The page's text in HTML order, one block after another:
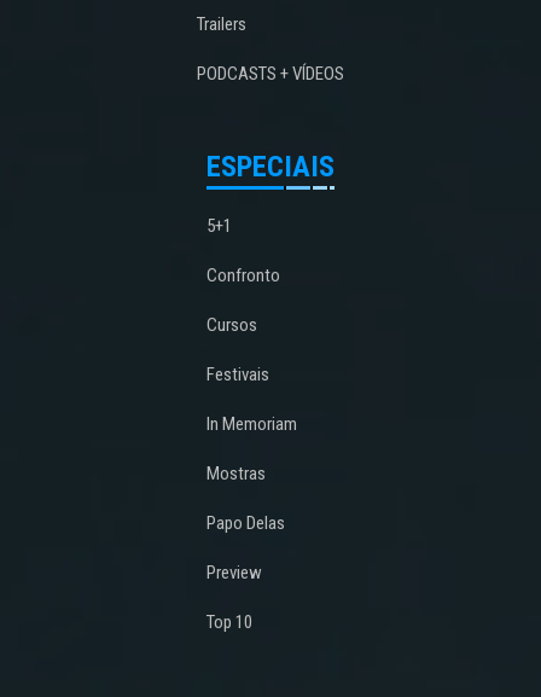
Trailers
PODCASTS + VÍDEOS
ESPECIAIS
5+1
Confronto
Cursos
Festivais
In Memoriam
Mostras
Papo Delas
Preview
Top 10